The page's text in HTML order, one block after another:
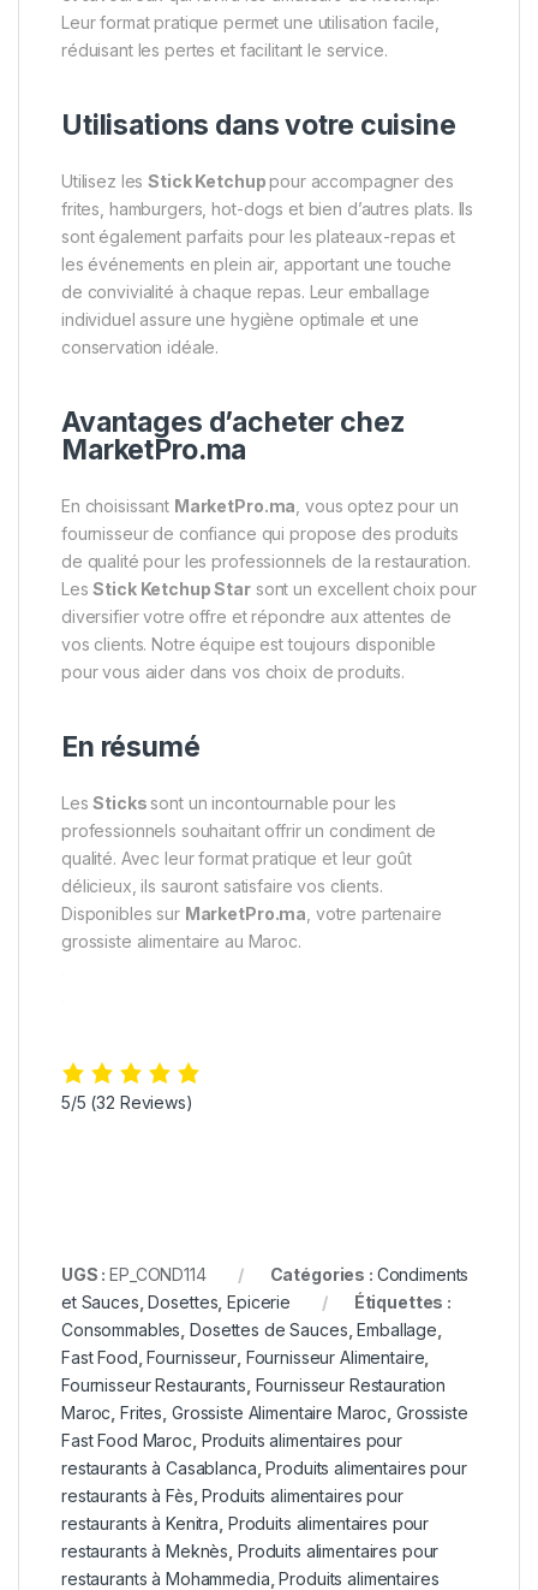
Leur format pratique permet une utilisation facile,
réduisant les pertes et facilitant le service.
Utilisations dans votre cuisine
Utilisez lesStick Ketchuppour accompagner des
frites, hamburgers, hot-dogs et bien d’autres plats. Ils
sont également parfaits pour les plateaux-repas et
les événements en plein air, apportant une touche
de convivialité à chaque repas. Leur emballage
individuel assure une hygiène optimale et une
conservation idéale.
Avantages d’acheter chez
MarketPro.ma
En choisissant MarketPro.ma , vous optez pour un
fournisseur de confiance qui propose des produits
de qualité pour les professionnels de la restauration.
LesStick Ketchup Starsont un excellent choix pour
diversifier votre offre et répondre aux attentes de
vos clients. Notre équipe est toujours disponible
pour vous aider dans vos choix de produits.
En résumé
LesStickssont un incontournable pour les
professionnels souhaitant offrir un condiment de
qualité. Avec leur format pratique et leur goût
délicieux, ils sauront satisfaire vos clients.
Disponibles sur MarketPro.ma , votre partenaire
grossiste alimentaire au Maroc.
5/5 (32 Reviews)
UGS :EP_COND114 Catégories : Condiments
et Sauces ,Dosettes ,Epicerie
Étiquettes :
Consommables ,Dosettes de Sauces ,Emballage
Fast Food ,Fournisseur, Fournisseur Alimentaire
Fournisseur Restaurants Fournisseur Restauration
Maroc ,Frites Grossiste Alimentaire Maroc Grossiste
Fast Food Maroc Produits alimentaires pour
restaurants à Casablanca ,Produits alimentaires pour
restaurants à Fès ,Produits alimentaires pour
restaurants à Kenitra Produits alimentaires pour
restaurants à Meknès Produits alimentaires pour
restaurants à Mohammedia ,Produits alimentaires